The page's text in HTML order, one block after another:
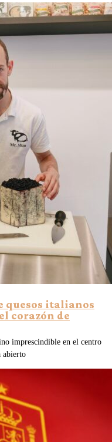
quesos italianos
corazón de
imprescindible en el centro
abierto